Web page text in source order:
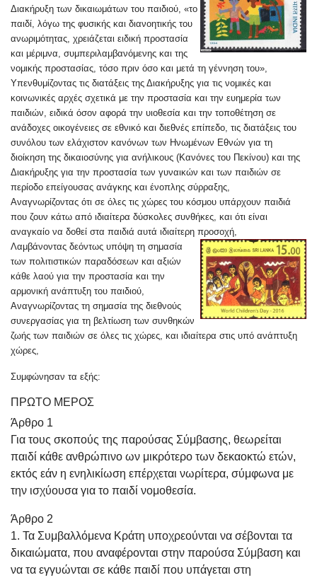
Διακήρυξη των δικαιωμάτων του παιδιού, «το
παιδί, λόγω της φυσικής και διανοητικής του
ανωριμότητας, χρειάζεται ειδική προστασία
και μέριμνα, συμπεριλαμβανόμενης και της
νομικής προστασίας, τόσο πριν όσο και μετά τη γέννηση του»,
Υπενθυμίζοντας τις διατάξεις της Διακήρυξης για τις νομικές και
κοινωνικές αρχές σχετικά με την προστασία και την ευημερία των
παιδιών, ειδικά όσον αφορά την υιοθεσία και την τοποθέτηση σε
ανάδοχες οικογένειες σε εθνικό και διεθνές επίπεδο, τις διατάξεις του
συνόλου των ελάχιστον κανόνων των Ηνωμένων Εθνών για τη
διοίκηση της δικαιοσύνης για ανήλικους (Κανόνες του Πεκίνου) και της
Διακήρυξης για την προστασία των γυναικών και των παιδιών σε
περίοδο επείγουσας ανάγκης και ένοπλης σύρραξης,
Αναγνωρίζοντας ότι σε όλες τις χώρες του κόσμου υπάρχουν παιδιά
που ζουν κάτω από ιδιαίτερα δύσκολες συνθήκες, και ότι είναι
αναγκαίο να δοθεί στα παιδιά αυτά ιδιαίτερη προσοχή,
Λαμβάνοντας δεόντως υπόψη τη σημασία
των πολιτιστικών παραδόσεων και αξιών
κάθε λαού για την προστασία και την
αρμονική ανάπτυξη του παιδιού,
Αναγνωρίζοντας τη σημασία της διεθνούς
συνεργασίας για τη βελτίωση των συνθηκών
ζωής των παιδιών σε όλες τις χώρες, και ιδιαίτερα στις υπό ανάπτυξη
χώρες,
Συμφώνησαν τα εξής:
ΠΡΩΤΟ ΜΕΡΟΣ
Άρθρο 1
Για τους σκοπούς της παρούσας Σύμβασης, θεωρείται
παιδί κάθε ανθρώπινο ων μικρότερο των δεκαοκτώ ετών,
εκτός εάν η ενηλικίωση επέρχεται νωρίτερα, σύμφωνα με
την ισχύουσα για το παιδί νομοθεσία.
Άρθρο 2
1. Τα Συμβαλλόμενα Κράτη υποχρεούνται να σέβονται τα
δικαιώματα, που αναφέρονται στην παρούσα Σύμβαση και
να τα εγγυώνται σε κάθε παιδί που υπάγεται στη